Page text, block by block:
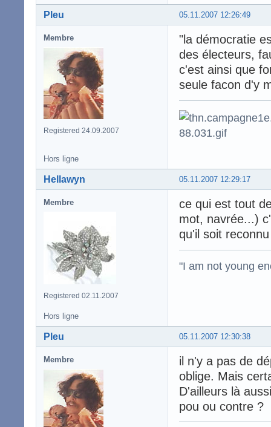
05.11.2007 12:26:49
Pleu
Membre
Registered 24.09.2007
"la démocratie
des électeurs,
c'est ainsi que
seule facon d'y
Hors ligne
05.11.2007 12:29:17
Hellawyn
Membre
Registered 02.11.2007
ce qui est tout
mot, navrée...)
qu'il soit
"I am not young
Hors ligne
05.11.2007 12:30:38
Pleu
Membre
il n'y a pas de
oblige. Mais
D'ailleurs là
pou ou contre ?